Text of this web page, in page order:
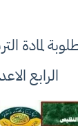
لمادة
الرابع